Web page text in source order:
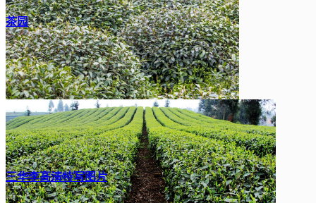
茶园
三华李高清特写图片